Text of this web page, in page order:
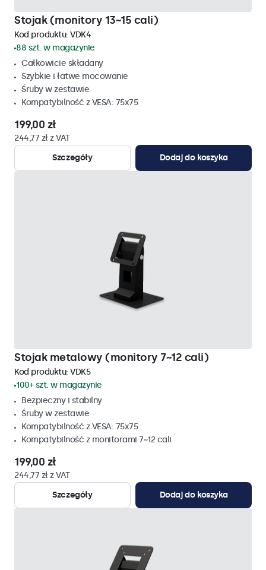
Stojak (monitory 13~15 cali)
Kod produktu: VDK4
88 szt. w magazynie
Całkowicie składany
Szybkie i łatwe mocowanie
Śruby w zestawie
Kompatybilność z VESA: 75x75
199,00 zł
244,77 zł z VAT
Szczegóły
Dodaj do koszyka
Stojak metalowy (monitory 7~12 cali)
Kod produktu: VDK5
100+ szt. w magazynie
Bezpieczny i stabilny
Śruby w zestawie
Kompatybilność z VESA: 75x75
Kompatybilność z monitorami 7~12 cali
199,00 zł
244,77 zł z VAT
Szczegóły
Dodaj do koszyka